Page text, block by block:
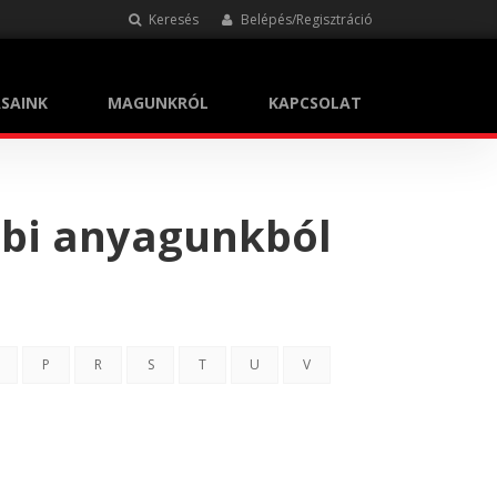
Keresés Belépés/Regisztráció
MAGUNKRÓL KAPCSOLAT
anyagunkból
P R S T U V